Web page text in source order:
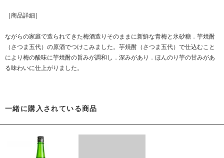
［商品詳細］
ながらの家庭で造られてきた梅酒造りそのままに新鮮な青梅と氷砂糖．芋焼酎
（さつま五代）の原酒でつけこみました。芋焼酎（さつま五代）で仕込むこと
により梅の酸味に芋焼酎の旨みが調和し．深みがあり．ほんのり芋の甘みがあ
る味わいに仕上がりました。
一緒に購入されている商品